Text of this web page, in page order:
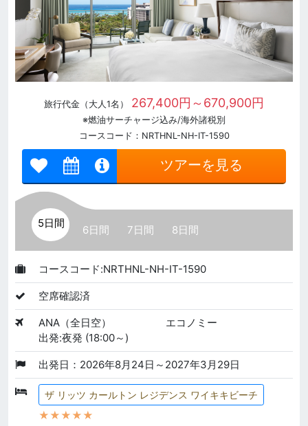
旅行代金（大人1名） 267,400円～670,900円
※燃油サーチャージ込み/海外諸税別
コースコード：NRTHNL-NH-IT-1590
ツアーを見る
5日間
6日間 7日間 8日間
コースコード:NRTHNL-NH-IT-1590
空席確認済
ANA（全日空）
エコノミー
出発:夜発 (18:00～)
出発日：2026年8月24日～2027年3月29日
ザ リッツ カールトン レジデンス ワイキキビーチ
★★★★★